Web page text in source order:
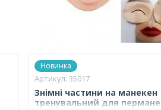
Новинка
35017
Знімні частини на манекен
тренувальний для